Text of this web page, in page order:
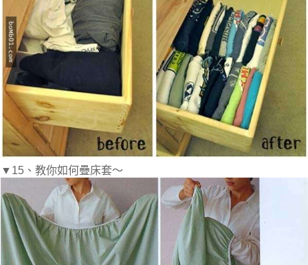
▼15、教你如何疊床套～